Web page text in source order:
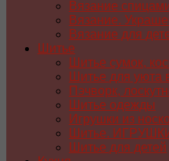
Вязание
Вязание.
Вязание для
Шитье
Шитье сумок,
Шитье для уюта
Пэчворк,
Шитье одежды
Игрушки из
Шитье.
Шитье для детей